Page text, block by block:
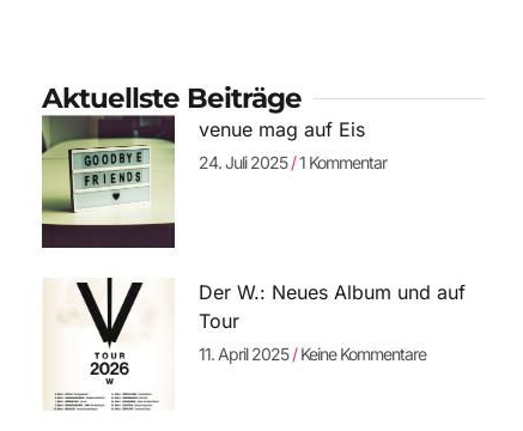
Aktuellste Beiträge
venue mag auf Eis
24. Juli 2025 1 Kommentar
Der W.: Neues Album und auf
Tour
11. April 2025 Keine Kommentare